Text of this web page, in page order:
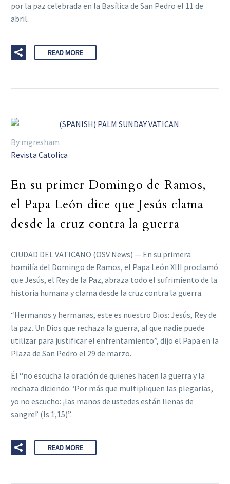
por la paz celebrada en la Basílica de San Pedro el 11 de
abril.
READ MORE
By mgresham
Revista Catolica
En su primer Domingo de Ramos,
el Papa León dice que Jesús clama
desde la cruz contra la guerra
CIUDAD DEL VATICANO (OSV News) — En su primera
homilía del Domingo de Ramos, el Papa León XIII proclamó
que Jesús, el Rey de la Paz, abraza todo el sufrimiento de la
historia humana y clama desde la cruz contra la guerra.
“Hermanos y hermanas, este es nuestro Dios: Jesús, Rey de
la paz. Un Dios que rechaza la guerra, al que nadie puede
utilizar para justificar el enfrentamiento”, dijo el Papa en la
Plaza de San Pedro el 29 de marzo.
Él “no escucha la oración de quienes hacen la guerra y la
rechaza diciendo: ‘Por más que multipliquen las plegarias,
yo no escucho: ¡las manos de ustedes están llenas de
sangre!’ (Is 1,15)”.
READ MORE